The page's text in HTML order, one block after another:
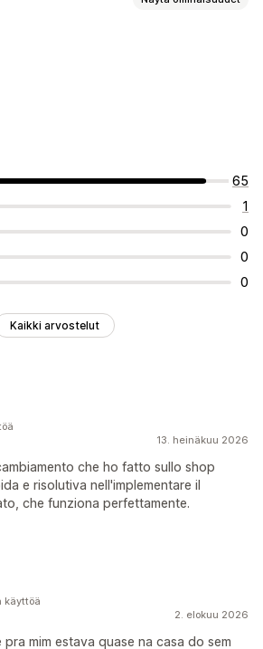
Toimitustapojen säännöt
Siirry suoraan kassalle
65
1
0
0
0
Kaikki arvostelut
13. heinäkuu 2026
che ho fatto sullo shop
e risolutiva nell'implementare il
che funziona perfettamente.
2. elokuu 2026
mim estava quase na casa do sem
käyttöä